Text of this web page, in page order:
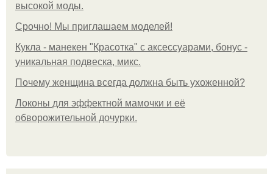
высокой моды.
Срочно! Мы приглашаем моделей!
Кукла - манекен "Красотка" с аксессуарами, бонус -
уникальная подвеска, микс.
Почему женщина всегда должна быть ухоженной?
Локоны для эффектной мамочки и её
обворожительной дочурки.